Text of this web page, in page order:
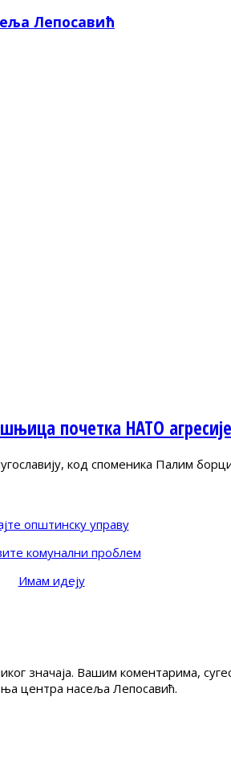
Лепосавић
почетка НАТО агресије
код споменика Палим
општинску управу
комунални проблем
Имам идеју
значаја. Вашим коментарима,
центра насеља Лепосавић.